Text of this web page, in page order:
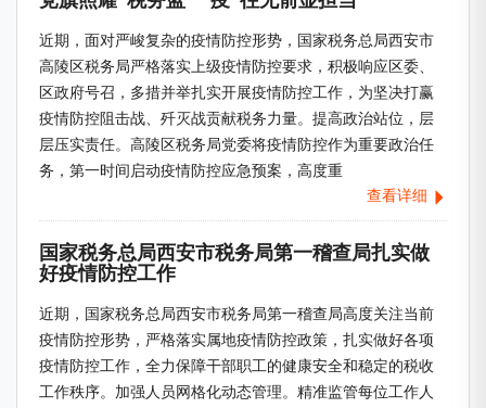
近期，面对严峻复杂的疫情防控形势，国家税务总局西安市
高陵区税务局严格落实上级疫情防控要求，积极响应区委、
区政府号召，多措并举扎实开展疫情防控工作，为坚决打赢
疫情防控阻击战、歼灭战贡献税务力量。提高政治站位，层
层压实责任。高陵区税务局党委将疫情防控作为重要政治任
务，第一时间启动疫情防控应急预案，高度重
查看详细
国家税务总局西安市税务局第一稽查局扎实做
好疫情防控工作
近期，国家税务总局西安市税务局第一稽查局高度关注当前
疫情防控形势，严格落实属地疫情防控政策，扎实做好各项
疫情防控工作，全力保障干部职工的健康安全和稳定的税收
工作秩序。加强人员网格化动态管理。精准监管每位工作人